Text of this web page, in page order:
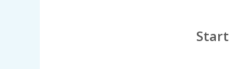
Start